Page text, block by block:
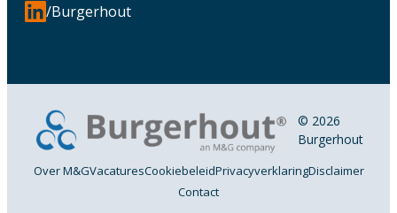
/Burgerhout
© 2026
Burgerhout
Over M&GVacaturesCookiebeleidPrivacyverklaringDisclaimer
Contact